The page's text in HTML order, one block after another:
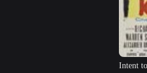
Intent